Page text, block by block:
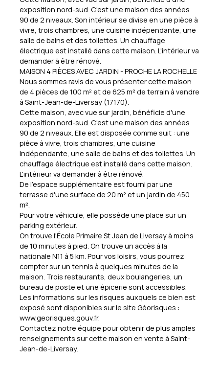
exposition nord-sud. C'est une maison des années
90 de 2 niveaux. Son intérieur se divise en une pièce à
vivre, trois chambres, une cuisine indépendante, une
salle de bains et des toilettes. Un chauffage
électrique est installé dans cette maison. L'intérieur va
demander à être rénové.
MAISON 4 PIÈCES AVEC JARDIN - PROCHE LA ROCHELLE
Nous sommes ravis de vous présenter cette maison
de 4 pièces de 100 m² et de 625 m² de terrain à vendre
à Saint-Jean-de-Liversay (17170).
Cette maison, avec vue sur jardin, bénéficie d'une
exposition nord-sud. C'est une maison des années
90 de 2 niveaux. Elle est disposée comme suit : une
pièce à vivre, trois chambres, une cuisine
indépendante, une salle de bains et des toilettes. Un
chauffage électrique est installé dans cette maison.
L'intérieur va demander à être rénové.
De l'espace supplémentaire est fourni par une
terrasse d'une surface de 20 m² et un jardin de 450
m².
Pour votre véhicule, elle possède une place sur un
parking extérieur.
On trouve l'École Primaire St Jean de Liversay à moins
de 10 minutes à pied. On trouve un accès à la
nationale N11 à 5 km. Pour vos loisirs, vous pourrez
compter sur un tennis à quelques minutes de la
maison. Trois restaurants, deux boulangeries, un
bureau de poste et une épicerie sont accessibles.
Les informations sur les risques auxquels ce bien est
exposé sont disponibles sur le site Géorisques :
www.georisques.gouv.fr.
Contactez notre équipe pour obtenir de plus amples
renseignements sur cette maison en vente à Saint-
Jean-de-Liversay.